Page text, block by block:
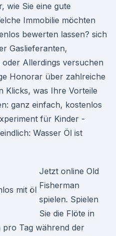
wie Sie eine gute
Immobilie möchten
bewerten lassen? sich
Gaslieferanten,
Allerdings versuchen
Honorar über zahlreiche
Klicks, was Ihre Vorteile
ganz einfach, kostenlos
für Kinder -
Wasser Öl ist
Jetzt online Old
Fisherman
spielen. Spielen
Sie die Flöte in
pro Tag während der